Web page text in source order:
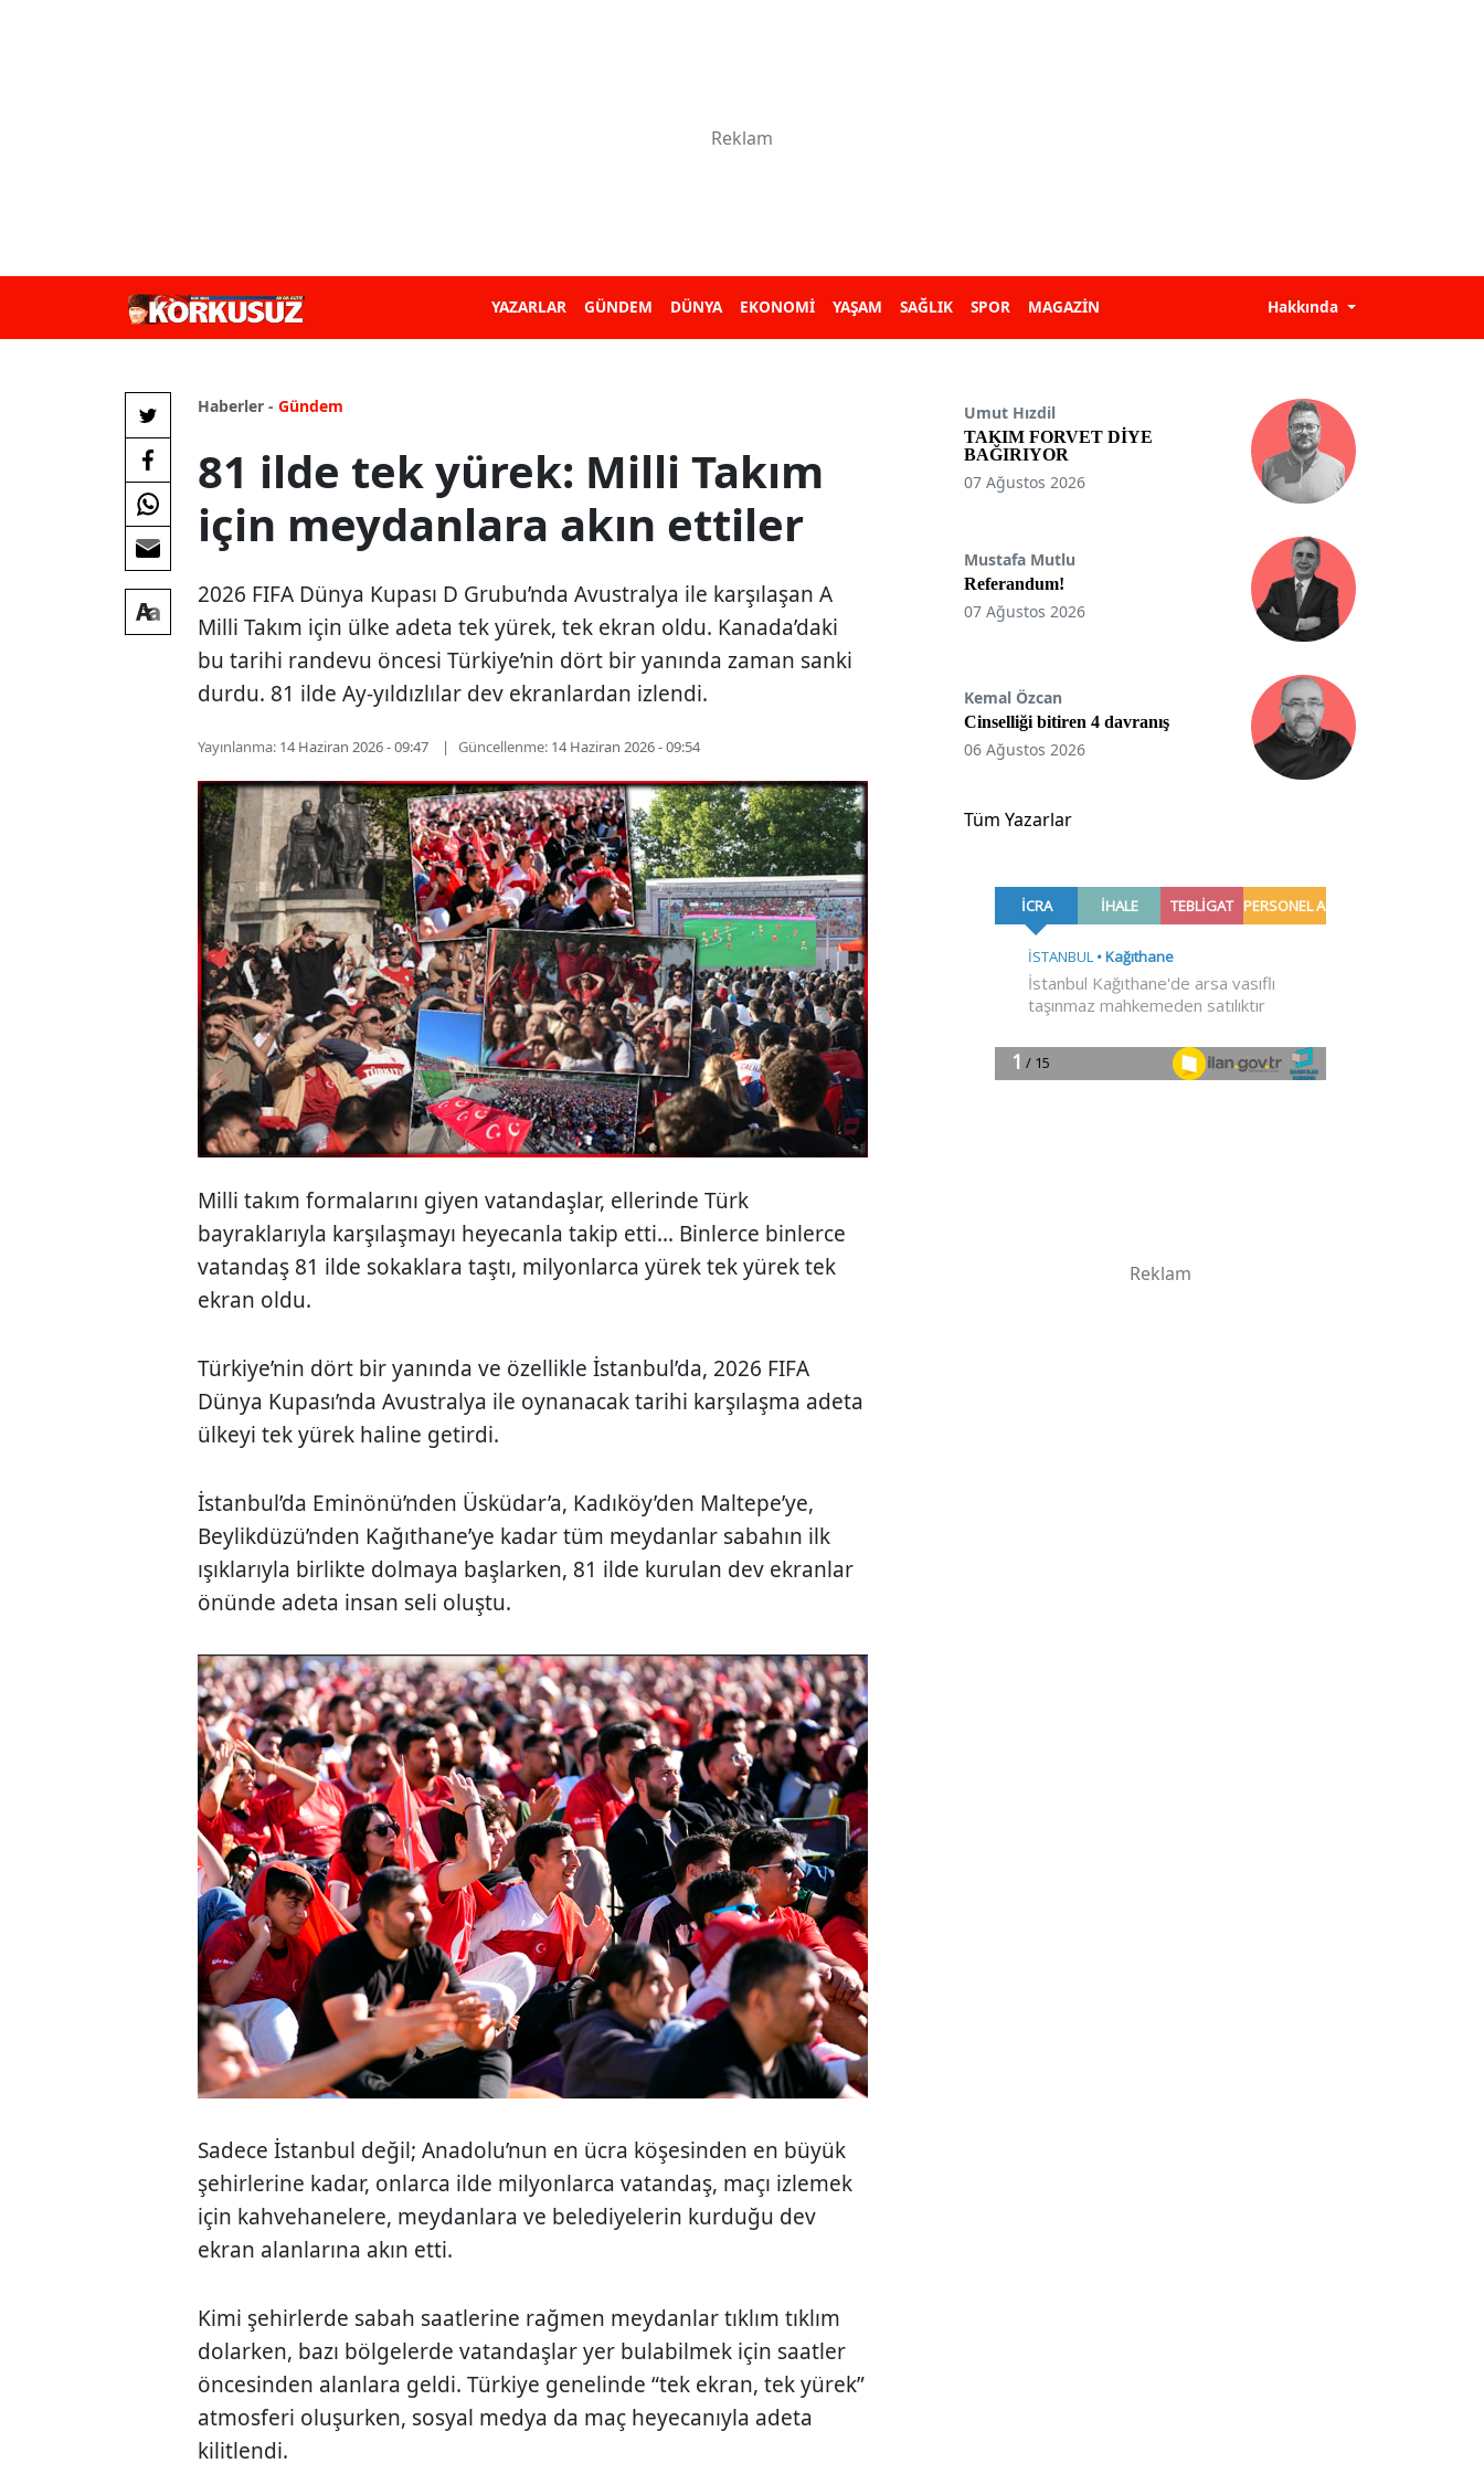
YAZARLAR GÜNDEM DÜNYA EKONOMİ YAŞAM SAĞLIK SPOR MAGAZİN Hakkında
Haberler - Gündem
81 ilde tek yürek: Milli Takım
için meydanlara akın ettiler
2026 FIFA Dünya Kupası D Grubu’nda Avustralya ile karşılaşan A
Milli Takım için ülke adeta tek yürek, tek ekran oldu. Kanada’daki
bu tarihi randevu öncesi Türkiye’nin dört bir yanında zaman sanki
durdu. 81 ilde Ay-yıldızlılar dev ekranlardan izlendi.
Yayınlanma: 14 Haziran 2026 - 09:47 Güncellenme: 14 Haziran 2026 - 09:54
Milli takım formalarını giyen vatandaşlar, ellerinde Türk
bayraklarıyla karşılaşmayı heyecanla takip etti... Binlerce binlerce
vatandaş 81 ilde sokaklara taştı, milyonlarca yürek tek yürek tek
ekran oldu.
Türkiye’nin dört bir yanında ve özellikle İstanbul’da, 2026 FIFA
Dünya Kupası’nda Avustralya ile oynanacak tarihi karşılaşma adeta
ülkeyi tek yürek haline getirdi.
İstanbul’da Eminönü’nden Üsküdar’a, Kadıköy’den Maltepe’ye,
Beylikdüzü’nden Kağıthane’ye kadar tüm meydanlar sabahın ilk
ışıklarıyla birlikte dolmaya başlarken, 81 ilde kurulan dev ekranlar
önünde adeta insan seli oluştu.
Sadece İstanbul değil; Anadolu’nun en ücra köşesinden en büyük
şehirlerine kadar, onlarca ilde milyonlarca vatandaş, maçı izlemek
için kahvehanelere, meydanlara ve belediyelerin kurduğu dev
ekran alanlarına akın etti.
Kimi şehirlerde sabah saatlerine rağmen meydanlar tıklım tıklım
dolarken, bazı bölgelerde vatandaşlar yer bulabilmek için saatler
öncesinden alanlara geldi. Türkiye genelinde “tek ekran, tek yürek”
atmosferi oluşurken, sosyal medya da maç heyecanıyla adeta
kilitlendi.
Umut Hızdil
TAKIM FORVET DİYE
BAĞIRIYOR
07 Ağustos 2026
Mustafa Mutlu
Referandum!
07 Ağustos 2026
Kemal Özcan
Cinselliği bitiren 4 davranış
06 Ağustos 2026
Tüm Yazarlar